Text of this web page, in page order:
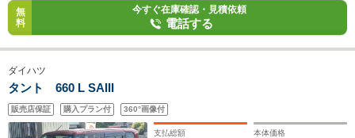
無
料
今すぐ在庫確認・見積依頼
電話する
ダイハツ
タント 660 L SAIII
販売店保証 購入プラン付 360°画像付
支払総額 本体価格